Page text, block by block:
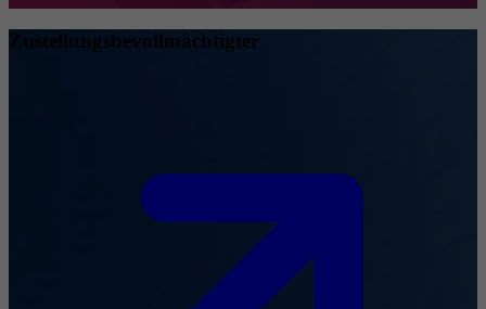
Zustellungsbevollmächtigter